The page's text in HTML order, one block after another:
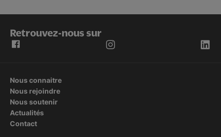
Retrouvez-nous sur
Nous connaitre
Nous rejoindre
Nous soutenir
Actualités
Contact